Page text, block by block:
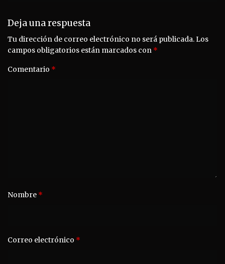
Deja una respuesta
Tu dirección de correo electrónico no será publicada.Los
campos obligatorios están marcados con *
Comentario *
Nombre *
Correo electrónico *